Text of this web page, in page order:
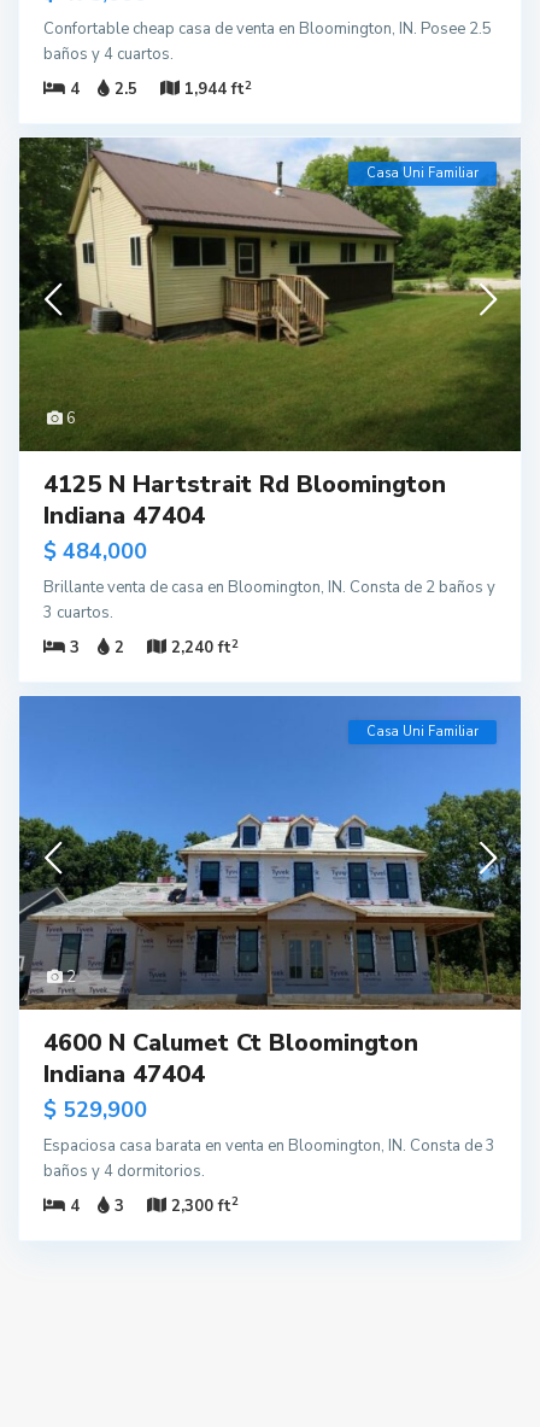
Confortable cheap casa de venta en Bloomington, IN. Posee 2.5
baños y 4 cuartos.
4
2.5 1,944 ft2
6
Casa Uni Familiar
4125 N Hartstrait Rd Bloomington
Indiana 47404
$ 484,000
Brillante venta de casa en Bloomington, IN. Consta de 2 baños y
3 cuartos.
3
2 2,240 ft2
2
Casa Uni Familiar
4600 N Calumet Ct Bloomington
Indiana 47404
$ 529,900
Espaciosa casa barata en venta en Bloomington, IN. Consta de 3
baños y 4 dormitorios.
4
3 2,300 ft2